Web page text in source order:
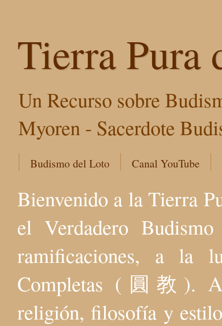
Tierra Pura
Un Recurso sobre
Myoren - Sacerdote
Budismo del Loto Canal YouTube
Bienvenido a la Tierra
el Verdadero
ramificaciones, a la
Completas (圓教).
religión, filosofía y